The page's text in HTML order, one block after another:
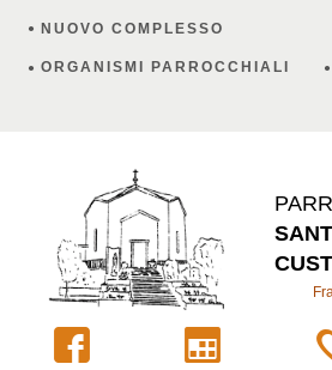
NUOVO COMPLESSO
ORGANISMI PARROCCHIALI